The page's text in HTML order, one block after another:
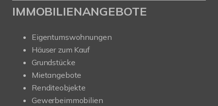
IMMOBILIENANGEBOTE
Eigentumswohnungen
Häuser zum Kauf
Grundstücke
Mietangebote
Renditeobjekte
Gewerbeimmobilien